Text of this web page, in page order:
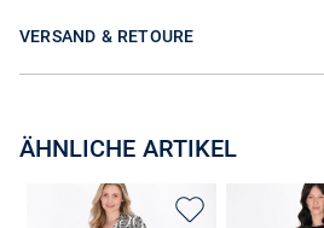
VERSAND & RETOURE
ÄHNLICHE ARTIKEL